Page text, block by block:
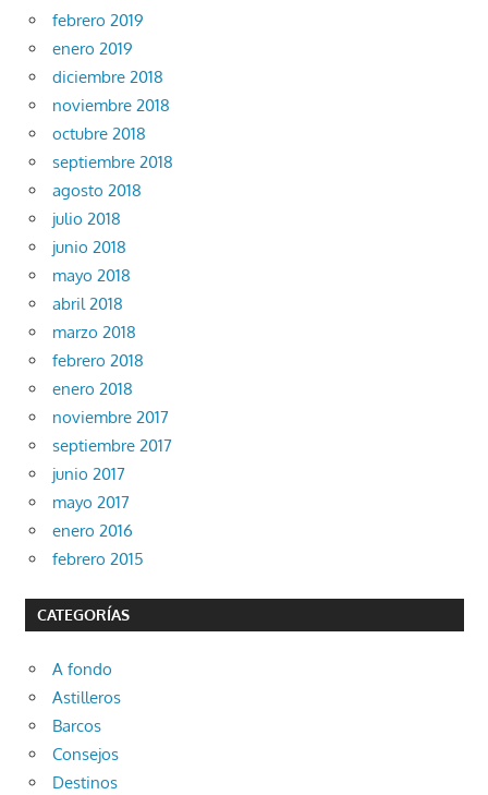
febrero 2019
enero 2019
diciembre 2018
noviembre 2018
octubre 2018
septiembre 2018
agosto 2018
julio 2018
junio 2018
mayo 2018
abril 2018
marzo 2018
febrero 2018
enero 2018
noviembre 2017
septiembre 2017
junio 2017
mayo 2017
enero 2016
febrero 2015
CATEGORÍAS
A fondo
Astilleros
Barcos
Consejos
Destinos